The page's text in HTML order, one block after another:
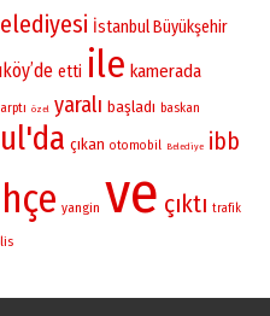
İstanbul Büyükşehir
etti ile kamerada
özel yaralı başladı baskan
çıkan otomobil Belediye ibb
yangin ve çıktı trafik